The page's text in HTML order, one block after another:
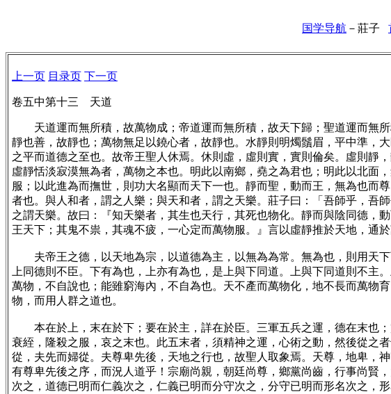
国学导航 － 莊子
上一页 目录页 下一页
卷五中第十三 天道
天道運而無所積，故萬物成；帝道運而無所積，故天下歸；聖道運而無
靜也善，故靜也；萬物無足以鐃心者，故靜也。水靜則明燭鬚眉，平中準，
之平而道德之至也。故帝王聖人休焉。休則虛，虛則實，實則倫矣。虛則靜
虛靜恬淡寂漠無為者，萬物之本也。明此以南鄉，堯之為君也；明此以北面
服；以此進為而撫世，則功大名顯而天下一也。靜而聖，動而王，無為也而
者也。與人和者，謂之人樂；與天和者，謂之天樂。莊子曰：「吾師乎，吾
之謂天樂。故曰：『知天樂者，其生也天行，其死也物化。靜而與陰同德，
王天下；其鬼不祟，其魂不疲，一心定而萬物服。』言以虛靜推於天地，通
夫帝王之德，以天地為宗，以道德為主，以無為為常。無為也，則用天
上同德則不臣。下有為也，上亦有為也，是上與下同道。上與下同道則不
萬物，不自說也；能雖窮海內，不自為也。天不產而萬物化，地不長而萬物
物，而用人群之道也。
本在於上，末在於下；要在於主，詳在於臣。三軍五兵之運，德在末也
衰絰，隆殺之服，哀之末也。此五末者，須精神之運，心術之動，然後從之
從，夫先而婦從。夫尊卑先後，天地之行也，故聖人取象焉。天尊，地卑，
有尊卑先後之序，而況人道乎！宗廟尚親，朝廷尚尊，鄉黨尚齒，行事尚賢
次之，道德已明而仁義次之，仁義已明而分守次之，分守已明而形名次之，